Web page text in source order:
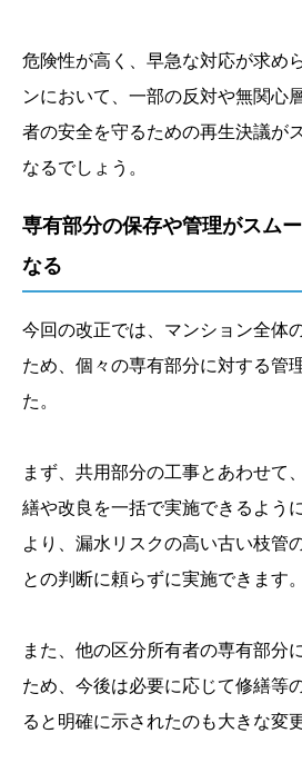
危険性が高く、早急な対応が求め
ンにおいて、一部の反対や無関心
者の安全を守るための再生決議が
なるでしょう。
専有部分の保存や管理がスム
なる
今回の改正では、マンション全体
ため、個々の専有部分に対する管
た。
まず、共用部分の工事とあわせて
繕や改良を一括で実施できるよう
より、漏水リスクの高い古い枝管
との判断に頼らずに実施できます。
また、他の区分所有者の専有部分
ため、今後は必要に応じて修繕等
ると明確に示されたのも大きな変